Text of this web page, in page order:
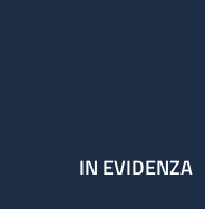
IN EVIDENZA